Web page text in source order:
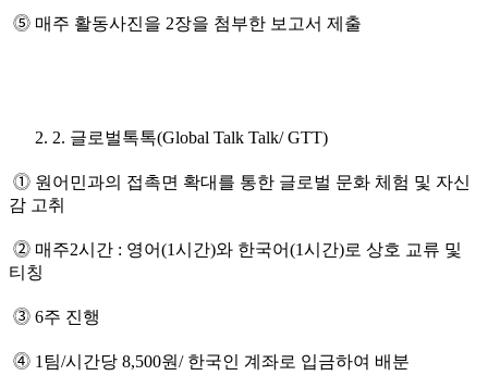
⓹ 매주 활동사진을 2장을 첨부한 보고서 제출
2. 글로벌톡톡(Global Talk Talk/ GTT)
⓵ 원어민과의 접촉면 확대를 통한 글로벌 문화 체험 및 자신
감 고취
⓶ 매주2시간 : 영어(1시간)와 한국어(1시간)로 상호 교류 및
티칭
⓷ 6주 진행
⓸ 1팀/시간당 8,500원/ 한국인 계좌로 입금하여 배분